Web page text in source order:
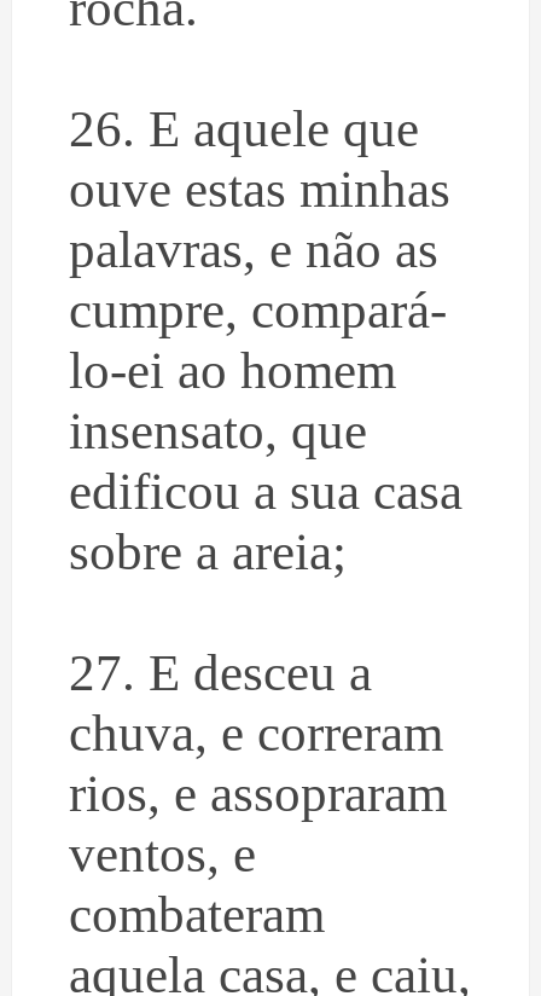
26. E aquele que
ouve estas minhas
palavras, e não as
cumpre, compará-
lo-ei ao homem
insensato, que
edificou a sua casa
sobre a areia;
27. E desceu a
chuva, e correram
rios, e assopraram
ventos, e
combateram
aquela casa, e caiu,